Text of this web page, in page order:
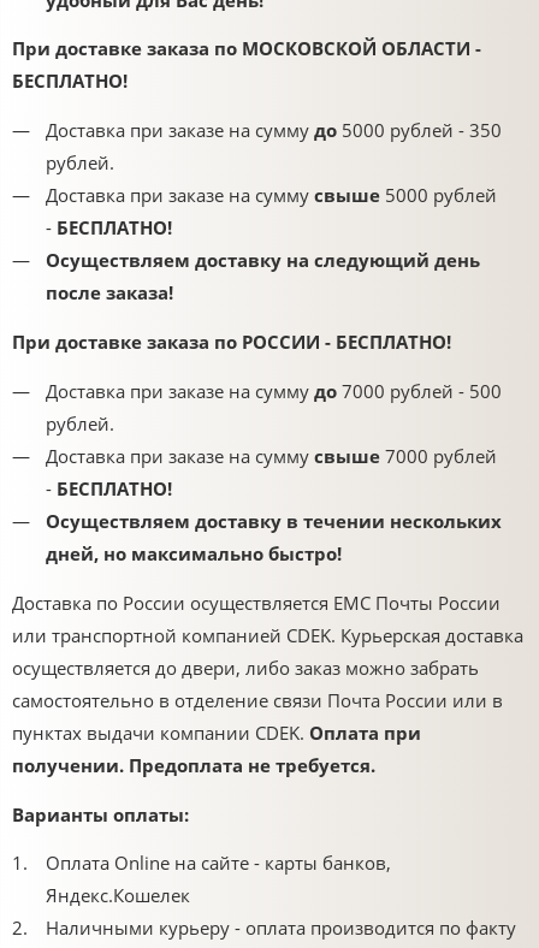
При доставке заказа по МОСКОВСКОЙ ОБЛАСТИ -
БЕСПЛАТНО!
Доставка при заказе на сумму до5000 рублей - 350
рублей.
Доставка при заказе на сумму свыше5000 рублей
- БЕСПЛАТНО!
Осуществляем доставку на следующий день
после заказа!
При доставке заказа по РОССИИ - БЕСПЛАТНО!
Доставка при заказе на сумму до7000 рублей - 500
рублей.
Доставка при заказе на сумму свыше7000 рублей
- БЕСПЛАТНО!
Осуществляем доставку в течении нескольких
дней, но максимально быстро!
Доставка по России осуществляется ЕМС Почты России
или транспортной компанией CDEK. Курьерская доставка
осуществляется до двери, либо заказ можно забрать
самостоятельно в отделение связи Почта России или в
пунктах выдачи компании CDEK. Оплата при
получении. Предоплата не требуется.
Варианты оплаты:
Оплата Online на сайте - карты банков,
Яндекс.Кошелек
Наличными курьеру - оплата производится по факту